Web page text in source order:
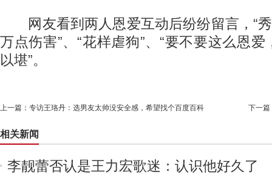
网友看到两人恩爱互动后纷纷留言，“秀
万点伤害”、“花样虐狗”、“要不要这么恩
以堪”。
上一篇： 专访王珞丹：选男友太帅没安全感，希望找个百度百科 下一篇
相关新闻
李靓蕾否认是王力宏歌迷：认识他好久了